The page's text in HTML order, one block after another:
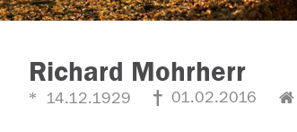
Richard Mohrherr
14.12.1929 01.02.2016